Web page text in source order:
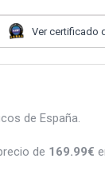
Ver certificado
de España.
de 169.99€